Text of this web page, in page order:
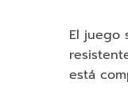
El juego
está